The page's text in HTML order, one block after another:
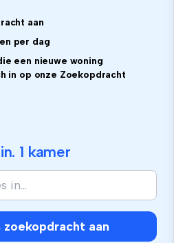
aan
per dag
een nieuwe woning
in op onze Zoekopdracht
1 kamer
aan